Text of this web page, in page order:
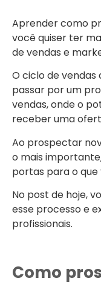
Aprender como
você quiser ter
de vendas e
O ciclo de vendas
passar por um
vendas, onde o
receber uma
Ao prospectar
o mais
portas para o que
No post de hoje,
esse processo e
profissionais.
Como